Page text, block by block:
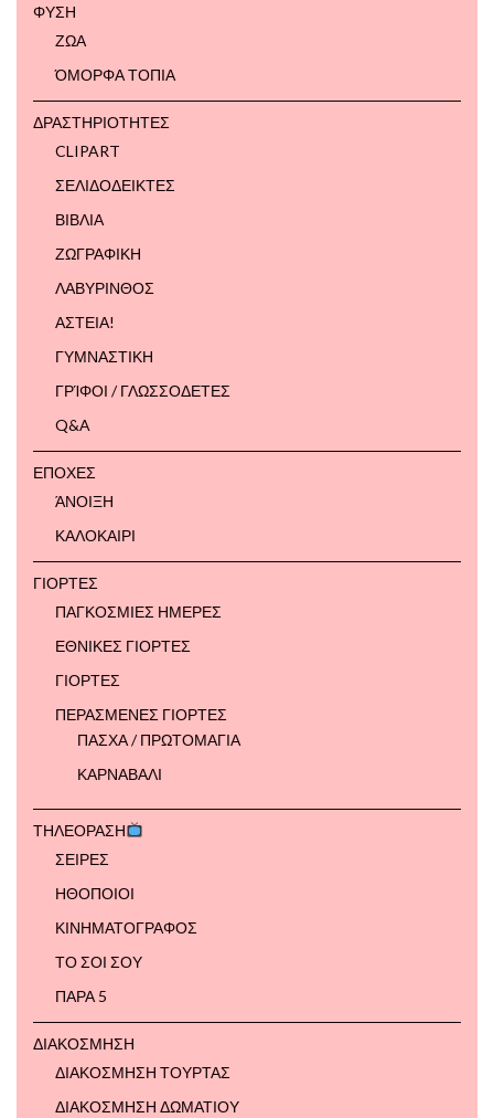
ΦΥΣΗ
ΖΩΑ
ΌΜΟΡΦΑ ΤΟΠΙΑ
ΔΡΑΣΤΗΡΙΟΤΗΤΕΣ
CLIPART
ΣΕΛΙΔΟΔΕΙΚΤΕΣ
ΒΙΒΛΙΑ
ΖΩΓΡΑΦΙΚΗ
ΛΑΒΥΡΙΝΘΟΣ
ΑΣΤΕΙΑ!
ΓΥΜΝΑΣΤΙΚΗ
ΓΡΊΦΟΙ / ΓΛΩΣΣΟΔΕΤΕΣ
Q&A
ΕΠΟΧΕΣ
ΆΝΟΙΞΗ
ΚΑΛΟΚΑΙΡΙ
ΓΙΟΡΤΕΣ
ΠΑΓΚΟΣΜΙΕΣ ΗΜΕΡΕΣ
ΕΘΝΙΚΕΣ ΓΙΟΡΤΕΣ
ΓΙΟΡΤΕΣ
ΠΕΡΑΣΜΕΝΕΣ ΓΙΟΡΤΕΣ
ΠΑΣΧΑ / ΠΡΩΤΟΜΑΓΙΑ
ΚΑΡΝΑΒΑΛΙ
ΤΗΛΕΟΡΑΣΗ
ΣΕΙΡΕΣ
ΗΘΟΠΟΙΟΙ
ΚΙΝΗΜΑΤΟΓΡΑΦΟΣ
ΤΟ ΣΟΙ ΣΟΥ
ΠΑΡΑ 5
ΔΙΑΚΟΣΜΗΣΗ
ΔΙΑΚΟΣΜΗΣΗ ΤΟΥΡΤΑΣ
ΔΙΑΚΟΣΜΗΣΗ ΔΩΜΑΤΙΟΥ